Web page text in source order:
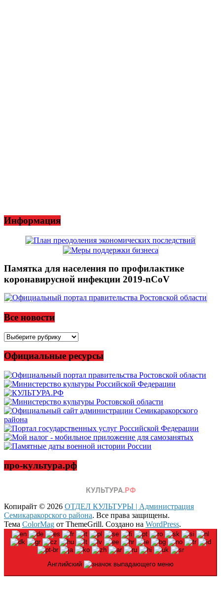
Информация
Памятка для населения по профилактике
коронавирусной инфекции 2019-nCoV
Все новости
Все
Официальные ресурсы
про-культура.рф
Копирайт © 2026 ОТДЕЛ КУЛЬТУРЫ | Администрация
Семикаракорского района. Все права защищены.
Тема ColorMag от ThemeGrill. Создано на WordPress.
Английский